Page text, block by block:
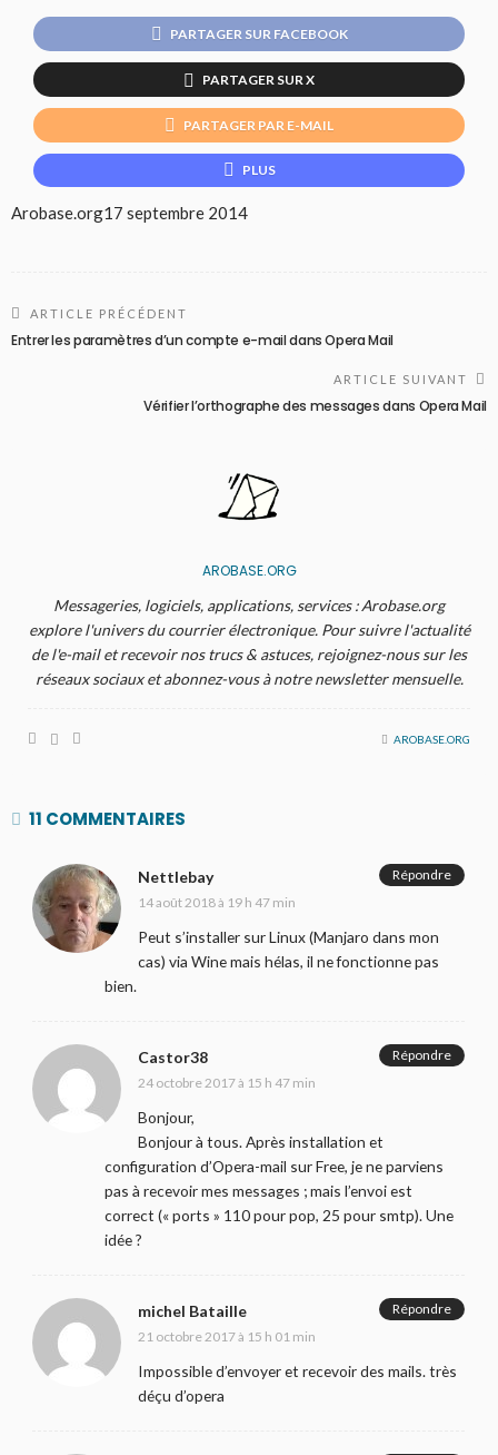
PARTAGER SUR FACEBOOK
PARTAGER SUR X
PARTAGER PAR E-MAIL
PLUS
Arobase.org17 septembre 2014
ARTICLE PRÉCÉDENT
Entrer les paramètres d’un compte e-mail dans Opera Mail
ARTICLE SUIVANT
Vérifier l’orthographe des messages dans Opera Mail
AROBASE.ORG
Messageries, logiciels, applications, services : Arobase.org
explore l'univers du courrier électronique. Pour suivre l'actualité
de l'e-mail et recevoir nos trucs & astuces, rejoignez-nous sur les
réseaux sociaux et abonnez-vous à notre newsletter mensuelle.
AROBASE.ORG
11 COMMENTAIRES
Nettlebay
14 août 2018 à 19 h 47 min
Peut s’installer sur Linux (Manjaro dans mon
cas) via Wine mais hélas, il ne fonctionne pas
bien.
Répondre
Castor38
24 octobre 2017 à 15 h 47 min
Bonjour,
Bonjour à tous. Après installation et
configuration d’Opera-mail sur Free, je ne parviens
pas à recevoir mes messages ; mais l’envoi est
correct (« ports » 110 pour pop, 25 pour smtp). Une
idée ?
Répondre
michel Bataille
21 octobre 2017 à 15 h 01 min
Impossible d’envoyer et recevoir des mails. très
déçu d’opera
Répondre